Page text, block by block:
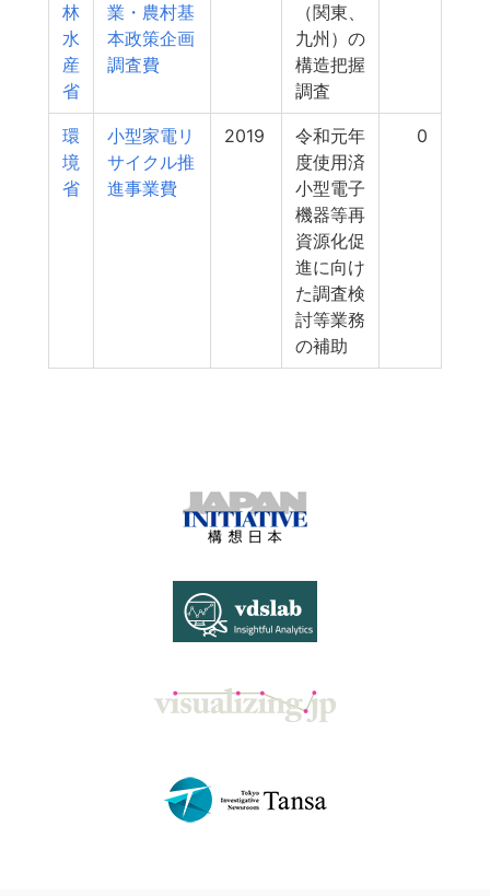
林
水
産
省
業・農村基
本政策企画
調査費
（関東、
九州）の
構造把握
調査
環
境
省
小型家電リ
サイクル推
進事業費
2019
令和元年
度使用済
小型電子
機器等再
資源化促
進に向け
た調査検
討等業務
の補助
0